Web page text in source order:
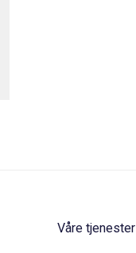
Våre tjenester